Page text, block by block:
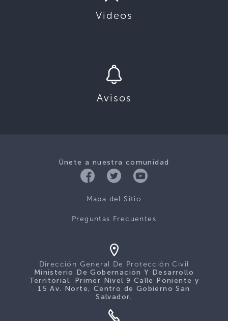
Videos
Avisos
Únete a nuestra comunidad
Mapa del Sitio
Preguntas Frecuentes
Dirección General De Protección Civil
Ministerio De Gobernación Y Desarrollo
Territorial, Primer Nivel 9 Calle Poniente y
15 Av. Norte, Centro de Gobierno San
Salvador.